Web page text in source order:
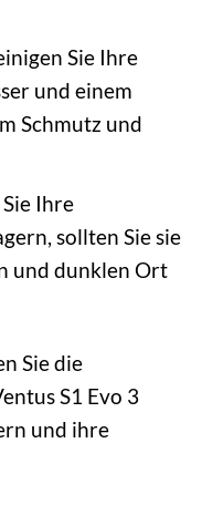
Sie Ihre
und einem
Schmutz und
Ihre
sollten Sie sie
und dunklen Ort
Sie die
S1 Evo 3
und ihre